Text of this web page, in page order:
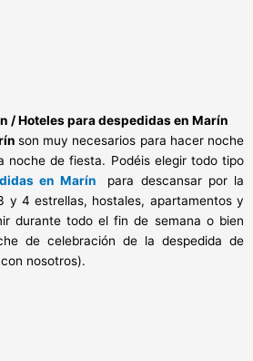
/ Hoteles para despedidas en Marín
son muy necesarios para hacer noche
noche de fiesta. Podéis elegir todo tipo
en Marín
para descansar por la
y 4 estrellas, hostales, apartamentos y
durante todo el fin de semana o bien
de celebración de la despedida de
nosotros).